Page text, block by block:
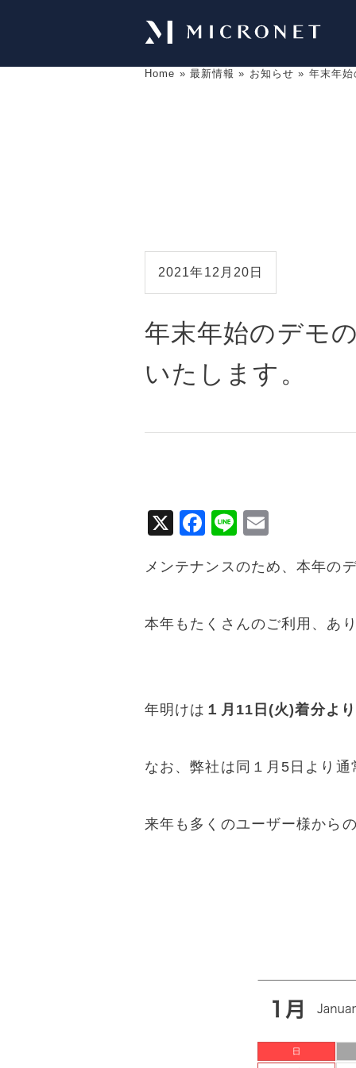
Home » 最新情報 » お知らせ » 年末年始
2021年12月20日
年末年始のデモ
いたします。
X
F
c
b
k
Li
e ai
メンテナンスのため、本年の
本年もたくさんのご利用、あ
年明けは １月11日(火)着分よ
なお、弊社は同１月5日より通
来年も多くのユーザー様から